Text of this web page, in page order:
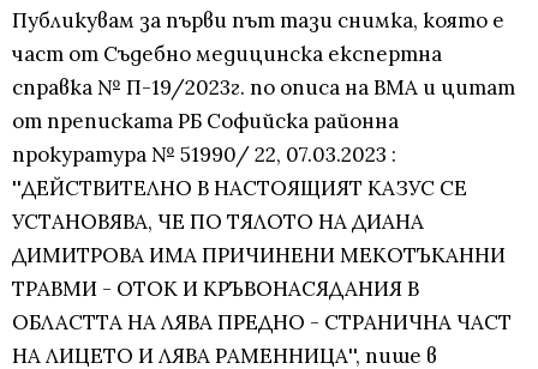
Публикувам за първи път тази снимка, която е
част от Съдебно медицинска експертна
справка № П-19/2023г. по описа на ВМА и цитат
от преписката РБ Софийска районна
прокуратура № 51990/ 22, 07.03.2023 :
''ДЕЙСТВИТЕЛНО В НАСТОЯЩИЯТ КАЗУС СЕ
УСТАНОВЯВА, ЧЕ ПО ТЯЛОТО НА ДИАНА
ДИМИТРОВА ИМА ПРИЧИНЕНИ МЕКОТЪКАННИ
ТРАВМИ - ОТОК И КРЪВОНАСЯДАНИЯ В
ОБЛАСТТА НА ЛЯВА ПРЕДНО - СТРАНИЧНА ЧАСТ
НА ЛИЦЕТО И ЛЯВА РАМЕННИЦА'', пише в